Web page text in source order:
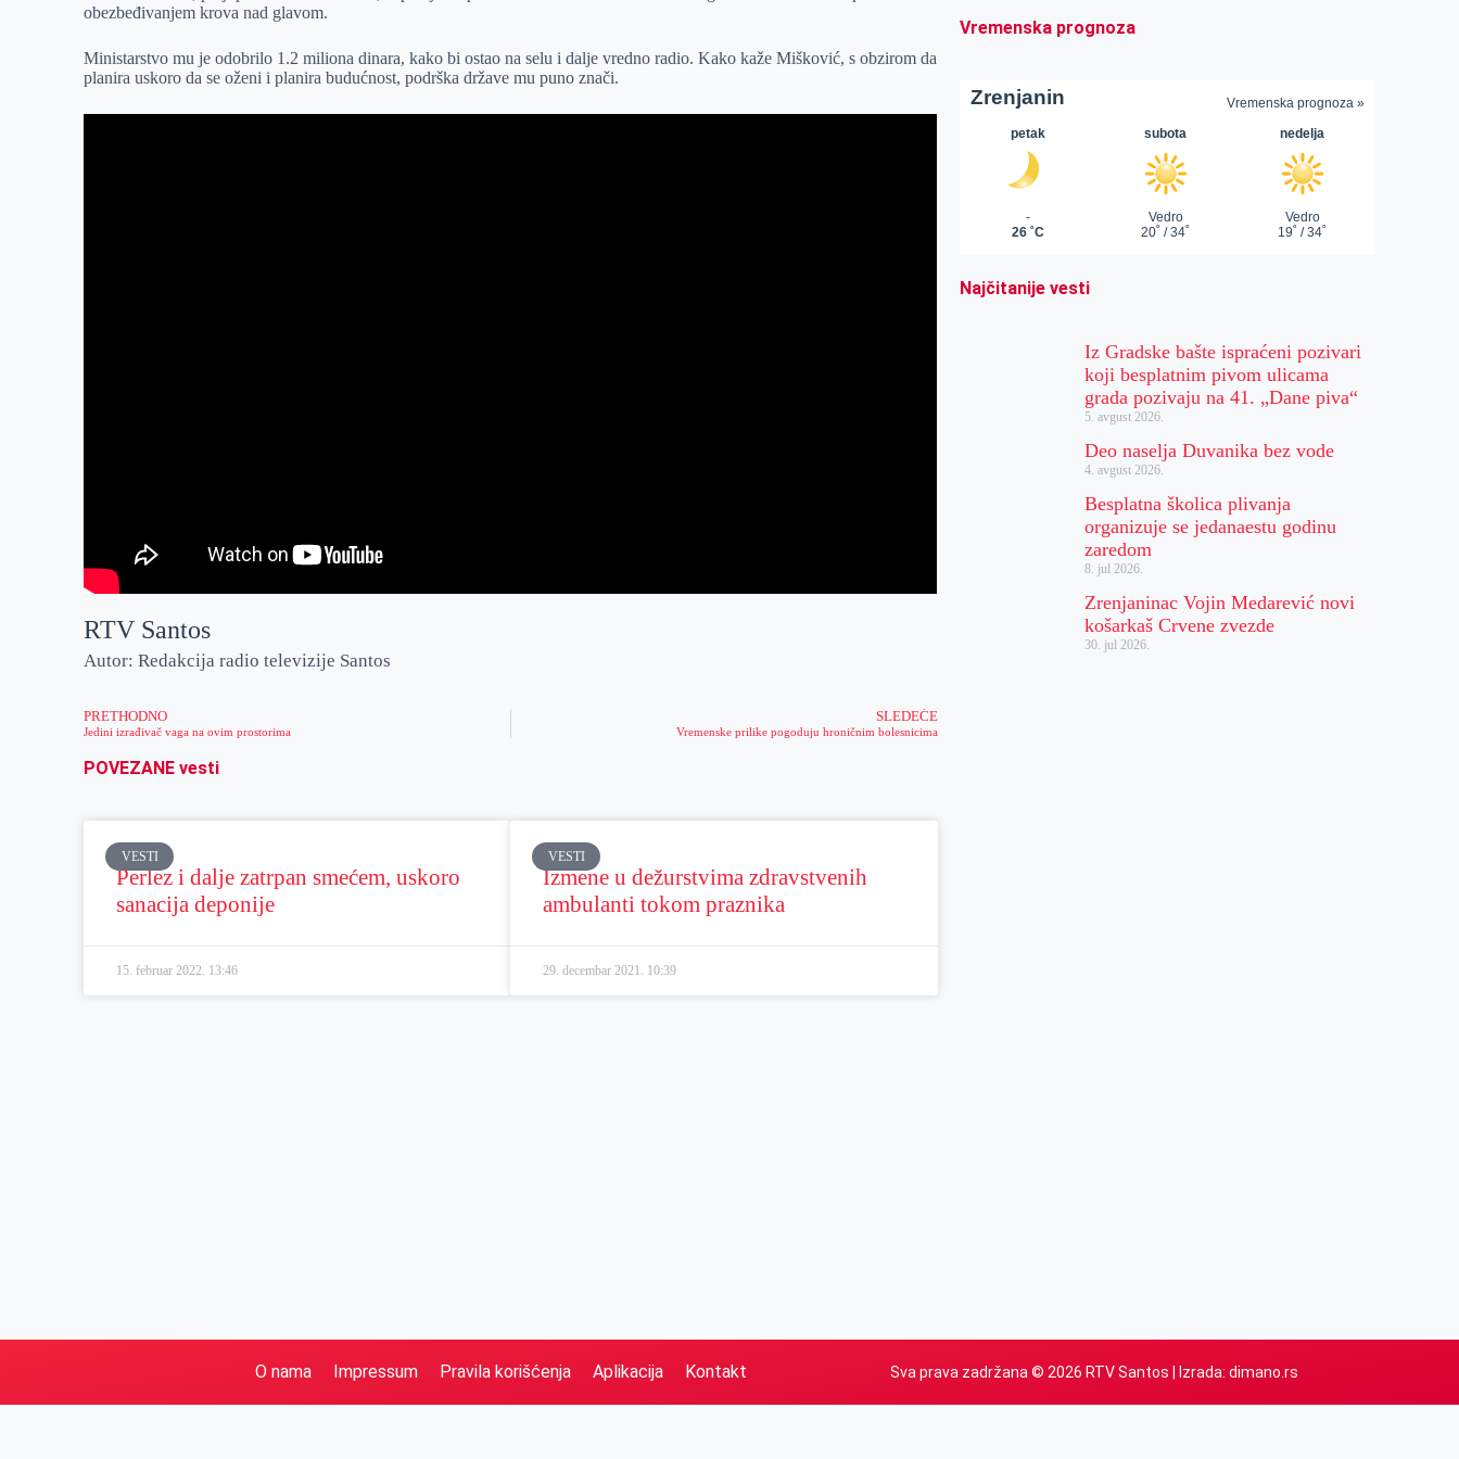
p
p
l
obezbeđivanjem krova nad glavom.
Ministarstvo mu je odobrilo 1.2 miliona dinara, kako bi ostao na selu i dalje vredno radio. Kako kaže Mišković, s obzirom da
planira uskoro da se oženi i planira budućnost, podrška države mu puno znači.
RTV Santos
Autor: Redakcija radio televizije Santos
PRETHODNO
Jedini izrađivač vaga na ovim prostorima
SLEDEĆE
Vremenske prilike pogoduju hroničnim bolesnicima
POVEZANE vesti
VESTI
Perlez i dalje zatrpan smećem, uskoro
sanacija deponije
15. februar 2022. 13:46
VESTI
Izmene u dežurstvima zdravstvenih
ambulanti tokom praznika
29. decembar 2021. 10:39
Vremenska prognoza
Najčitanije vesti
Iz Gradske bašte ispraćeni pozivari
koji besplatnim pivom ulicama
grada pozivaju na 41. „Dane piva“
5. avgust 2026.
Deo naselja Duvanika bez vode
4. avgust 2026.
Besplatna školica plivanja
organizuje se jedanaestu godinu
zaredom
8. jul 2026.
Zrenjaninac Vojin Medarević novi
košarkaš Crvene zvezde
30. jul 2026.
O nama Impressum Pravila korišćenja Aplikacija Kontakt Sva prava zadržana © 2026 RTV Santos | Izrada: dimano.rs